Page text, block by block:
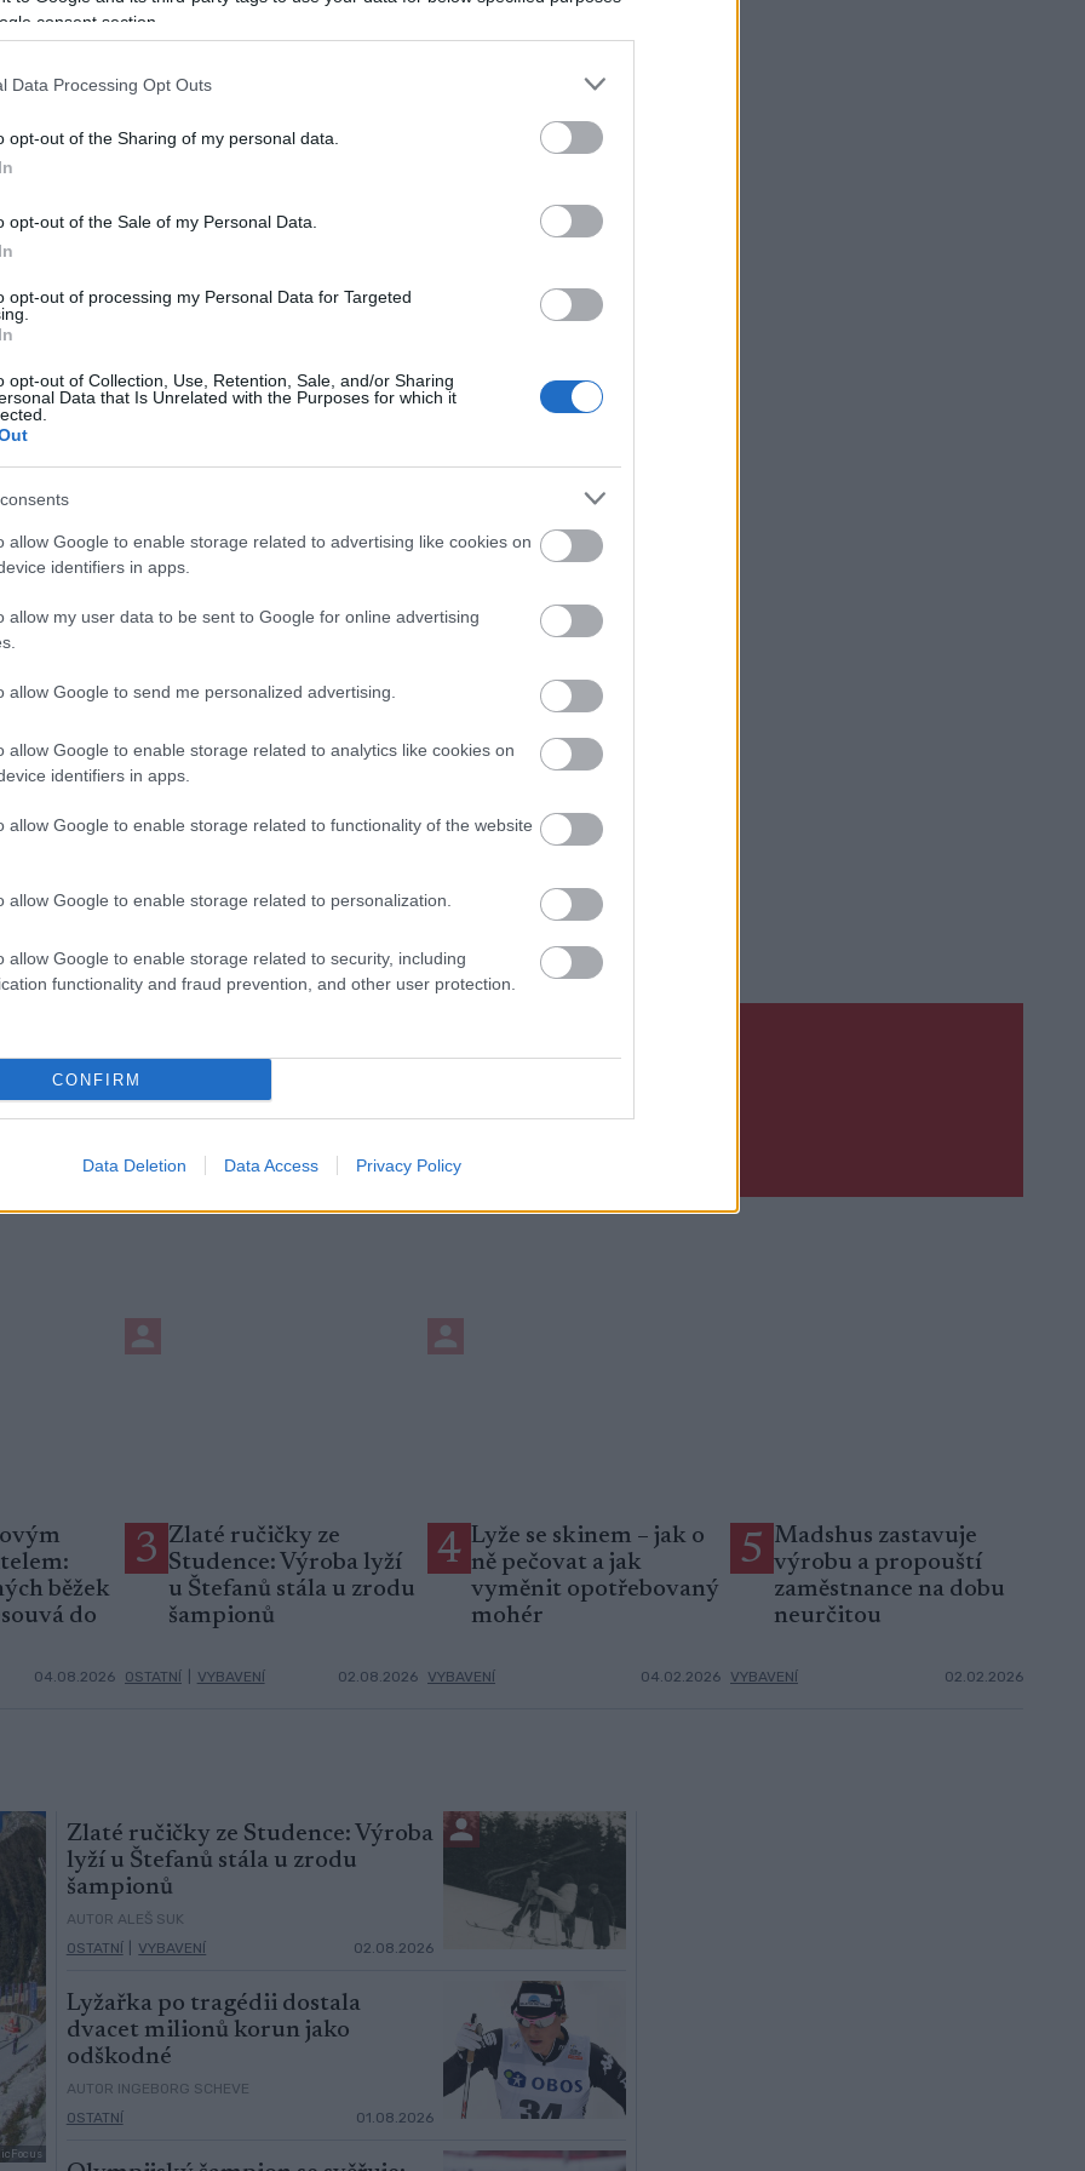
consent section.
Data Processing Opt Outs
opt-out of the Sharing of my personal data.
opt-out of the Sale of my Personal Data.
opt-out of processing my Personal Data for Targeted
opt-out of Collection, Use, Retention, Sale, and/or Sharing
Data that Is Unrelated with the Purposes for which it
allow Google to enable storage related to advertising like cookies on
identifiers in apps.
allow my user data to be sent to Google for online advertising
allow Google to send me personalized advertising.
allow Google to enable storage related to analytics like cookies on
identifiers in apps.
allow Google to enable storage related to functionality of the website
allow Google to enable storage related to personalization.
allow Google to enable storage related to security, including
functionality and fraud prevention, and other user protection.
CONFIRM
Data Deletion Data Access Privacy Policy
vystoupily nahoru do roztaveného vosku.
před oxidací, prachem a poškrábáním. Vosk by měl
Tam, kde je vosk zcela absorbován do skluznice,
skluznice aplikovat žádný vosk. Ale pokud máte pocit, že
vosk zelené nebo modré barvy (někteří zahraniční
měkkým stoupacím voskem nebo klistrem). Do stoupací
v následující sezóně ztížil aplikaci stoupacích vosků.
lyže budou odstraněny až na začátku příští lyžařské
který zamezí případnému zadření. Střed lyže potom
před případným zaprášením. K zabalení
vlhkosti.
zároveň chráněny před přímým dosahem slunce.
tak i lepidlům, která drží vnitřní konstrukční vazbu lyže,
paprsky zvyšují oxidaci skluznice. Lyže by neměly
lyže uskladňujete spoutané, tak vázací pásku moc
patky tak, aby skluznice lyže směřovala nahoru. Lyže
Zajištění klenby lyží přiměřeně velkým kusem
se dříve u celodřevěných lyží).
newsletteru
běžek
do
04.08.2026
3 Zlaté ručičky ze
Studence: Výroba lyží
u Štefanů stála u zrodu
šampionů
OSTATNÍ VYBAVENÍ 02.08.2026
4 Lyže se skinem – jak o
ně pečovat a jak
vyměnit opotřebovaný
mohér
VYBAVENÍ 04.02.2026
5 Madshus zastavuje
výrobu a propouští
zaměstnance na dobu
neurčitou
VYBAVENÍ 02.02.2026
Zlaté ručičky ze Studence: Výroba
lyží u Štefanů stála u zrodu
šampionů
AUTOR ALEŠ SUK
OSTATNÍ
VYBAVENÍ 02.08.2026
Lyžařka po tragédii dostala
dvacet milionů korun jako
odškodné
AUTOR INGEBORG SCHEVE
OSTATNÍ
01.08.2026